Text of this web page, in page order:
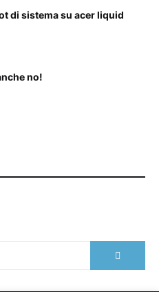
di sistema su acer liquid
no!